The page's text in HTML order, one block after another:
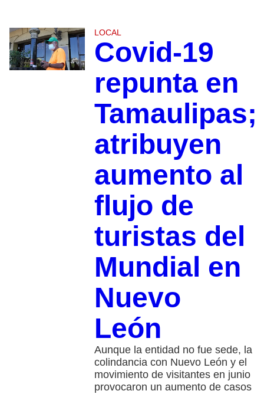
LOCAL
Covid-19
repunta en
Tamaulipas;
atribuyen
aumento al
flujo de
turistas del
Mundial en
Nuevo
León
Aunque la entidad no fue sede, la
colindancia con Nuevo León y el
movimiento de visitantes en junio
provocaron un aumento de casos